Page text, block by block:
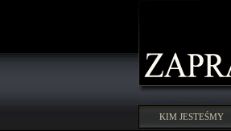
KIM JESTEŚMY